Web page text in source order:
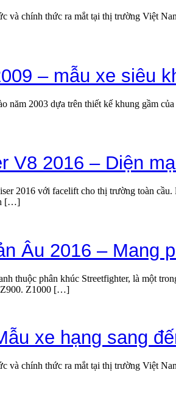
và chính thức ra mắt tại thị trường Việt
– mẫu xe siêu
năm 2003 dựa trên thiết kế khung gầm
V8 2016 – Diện
2016 với facelift cho thị trường toàn
[…]
Âu 2016 – Mang
thuộc phân khúc Streetfighter, là một
Z900. Z1000 […]
xe hạng sang
và chính thức ra mắt tại thị trường Việt